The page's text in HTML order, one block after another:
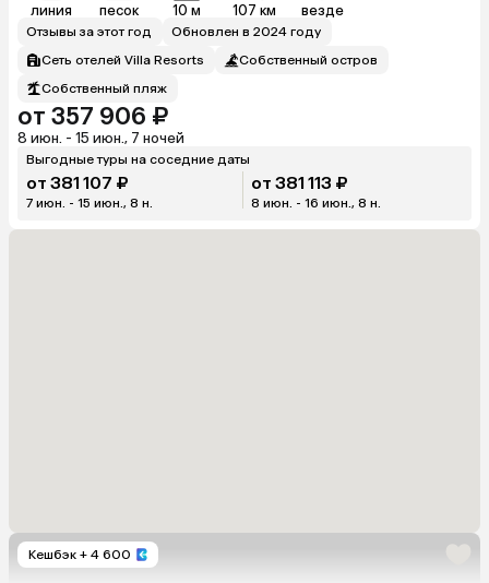
линия песок 10 м 107 км везде
Отзывы за этот год
Обновлен в 2024 году
Сеть отелей Villa Resorts
Собственный остров
Собственный пляж
от 357 906 ₽
8 июн. - 15 июн., 7 ночей
Выгодные туры на соседние даты
от 381 107 ₽
7 июн. - 15 июн., 8 н.
от 381 113 ₽
8 июн. - 16 июн., 8 н.
Кешбэк + 4 600